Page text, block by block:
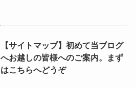
【サイトマップ】初めて当ブログ
へお越しの皆様へのご案内。まず
はこちらへどうぞ